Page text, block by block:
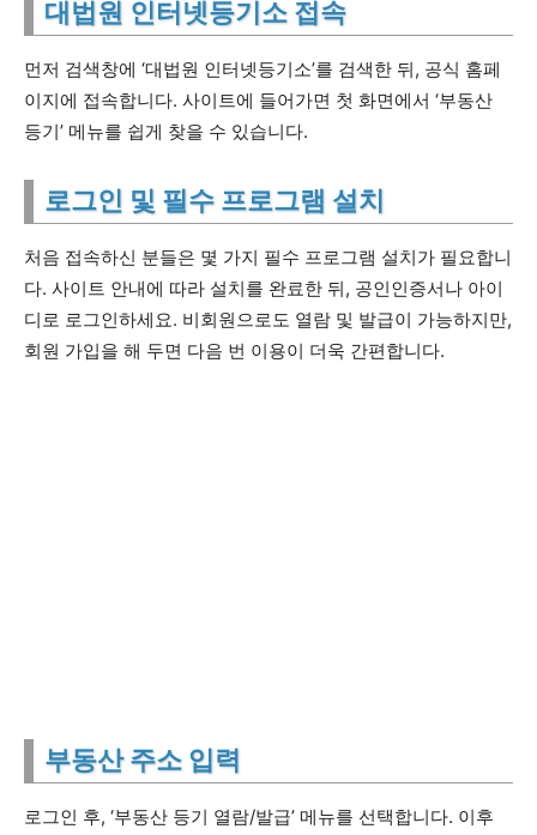
대법원 인터넷등기소 접속
먼저 검색창에 ‘대법원 인터넷등기소’를 검색한 뒤, 공식 홈페
이지에 접속합니다. 사이트에 들어가면 첫 화면에서 ‘부동산
등기’ 메뉴를 쉽게 찾을 수 있습니다.
로그인 및 필수 프로그램 설치
처음 접속하신 분들은 몇 가지 필수 프로그램 설치가 필요합니
다. 사이트 안내에 따라 설치를 완료한 뒤, 공인인증서나 아이
디로 로그인하세요. 비회원으로도 열람 및 발급이 가능하지만,
회원 가입을 해 두면 다음 번 이용이 더욱 간편합니다.
부동산 주소 입력
로그인 후, ‘부동산 등기 열람/발급’ 메뉴를 선택합니다. 이후